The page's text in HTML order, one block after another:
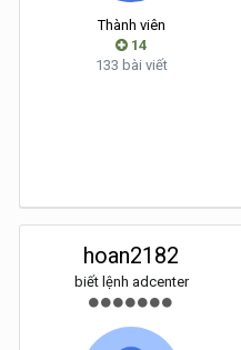
Thành viên
14
133 bài viết
hoan2182
biết lệnh adcenter